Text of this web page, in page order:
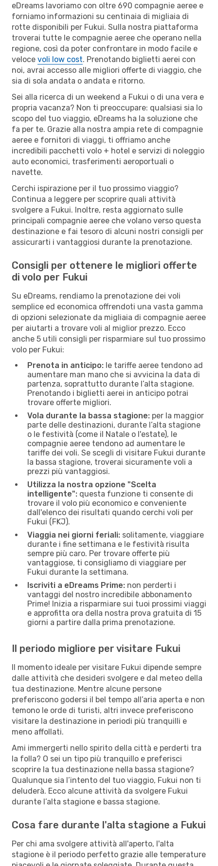
eDreams lavoriamo con oltre 690 compagnie aeree e
forniamo informazioni su centinaia di migliaia di
rotte disponibili per Fukui. Sulla nostra piattaforma
troverai tutte le compagnie aeree che operano nella
regione, così da poter confrontare in modo facile e
veloce voli low cost. Prenotando biglietti aerei con
noi, avrai accesso alle migliori offerte di viaggio, che
sia di sola andata o andata e ritorno.
Sei alla ricerca di un weekend a Fukui o di una vera e
propria vacanza? Non ti preoccupare: qualsiasi sia lo
scopo del tuo viaggio, eDreams ha la soluzione che
fa per te. Grazie alla nostra ampia rete di compagnie
aeree e fornitori di viaggi, ti offriamo anche
incredibili pacchetti volo + hotel e servizi di noleggio
auto economici, trasferimenti aeroportuali o
navette.
Cerchi ispirazione per il tuo prossimo viaggio?
Continua a leggere per scoprire quali attività
svolgere a Fukui. Inoltre, resta aggiornato sulle
principali compagnie aeree che volano verso questa
destinazione e fai tesoro di alcuni nostri consigli per
assicurarti i vantaggiosi durante la prenotazione.
Consigli per ottenere le migliori offerte
di volo per Fukui
Su eDreams, rendiamo la prenotazione dei voli
semplice ed economica offrendoti una vasta gamma
di opzioni selezionate da migliaia di compagnie aeree
per aiutarti a trovare voli al miglior prezzo. Ecco
anche 5 utili consigli per risparmiare sul tuo prossimo
volo per Fukui:
Prenota in anticipo: le tariffe aeree tendono ad
aumentare man mano che si avvicina la data di
partenza, soprattutto durante l’alta stagione.
Prenotando i biglietti aerei in anticipo potrai
trovare offerte migliori.
Vola durante la bassa stagione: per la maggior
parte delle destinazioni, durante l’alta stagione
o le festività (come il Natale o l'estate), le
compagnie aeree tendono ad aumentare le
tariffe dei voli. Se scegli di visitare Fukui durante
la bassa stagione, troverai sicuramente voli a
prezzi più vantaggiosi.
Utilizza la nostra opzione "Scelta
intelligente": questa funzione ti consente di
trovare il volo più economico e conveniente
dall'elenco dei risultati quando cerchi voli per
Fukui (FKJ).
Viaggia nei giorni feriali: solitamente, viaggiare
durante i fine settimana e le festività risulta
sempre più caro. Per trovare offerte più
vantaggiose, ti consigliamo di viaggiare per
Fukui durante la settimana.
Iscriviti a eDreams Prime: non perderti i
vantaggi del nostro incredibile abbonamento
Prime! Inizia a risparmiare sui tuoi prossimi viaggi
e approfitta ora della nostra prova gratuita di 15
giorni a partire dalla prima prenotazione.
Il periodo migliore per visitare Fukui
Il momento ideale per visitare Fukui dipende sempre
dalle attività che desideri svolgere e dal meteo della
tua destinazione. Mentre alcune persone
preferiscono godersi il bel tempo all’aria aperta e non
temono le orde di turisti, altri invece preferiscono
visitare la destinazione in periodi più tranquilli e
meno affollati.
Ami immergerti nello spirito della città e perderti tra
la folla? O sei un tipo più tranquillo e preferisci
scoprire la tua destinazione nella bassa stagione?
Qualunque sia l’intento del tuo viaggio, Fukui non ti
deluderà. Ecco alcune attività da svolgere Fukui
durante l’alta stagione e bassa stagione.
Cosa fare durante l'alta stagione a Fukui
Per chi ama svolgere attività all'aperto, l'alta
stagione è il periodo perfetto grazie alle temperature